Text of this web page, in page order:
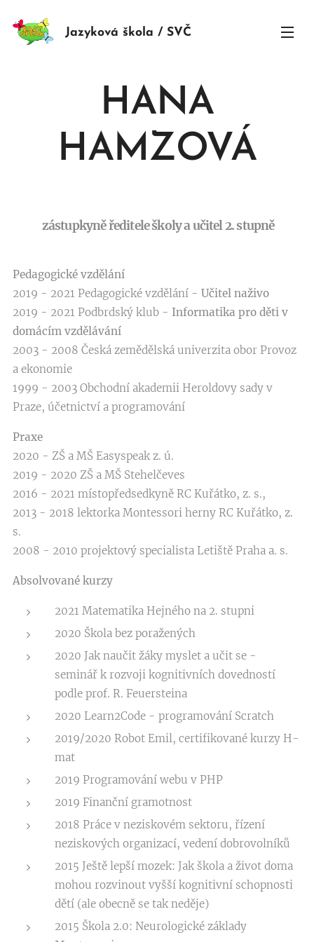
Jazyková škola / SVČ
HANA
HAMZOVÁ
zástupkyně ředitele školy a učitel 2. stupně
Pedagogické vzdělání
2019 - 2021 Pedagogické vzdělání - Učitel naživo
2019 - 2021 Podbrdský klub - Informatika pro děti v
domácím vzdělávání
2003 - 2008 Česká zemědělská univerzita obor Provoz
a ekonomie
1999 - 2003 Obchodní akademii Heroldovy sady v
Praze, účetnictví a programování
Praxe
2020 - ZŠ a MŠ Easyspeak z. ú.
2019 - 2020 ZŠ a MŠ Stehelčeves
2016 - 2021 místopředsedkyně RC Kuřátko, z. s.,
2013 - 2018 lektorka Montessori herny RC Kuřátko, z.
s.
2008 - 2010 projektový specialista Letiště Praha a. s.
Absolvované kurzy
2021 Matematika Hejného na 2. stupni
2020 Škola bez poražených
2020 Jak naučit žáky myslet a učit se -
seminář k rozvoji kognitivních dovedností
podle prof. R. Feuersteina
2020 Learn2Code - programování Scratch
2019/2020 Robot Emil, certifikované kurzy H-
mat
2019 Programování webu v PHP
2019 Finanční gramotnost
2018 Práce v neziskovém sektoru, řízení
neziskových organizací, vedení dobrovolníků
2015 Ještě lepší mozek: Jak škola a život doma
mohou rozvinout vyšší kognitivní schopnosti
dětí (ale obecně se tak neděje)
2015 Škola 2.0: Neurologické základy